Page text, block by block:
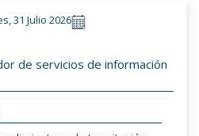
31 Julio 2026
de servicios de información